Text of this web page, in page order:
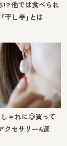
!? 他では食べられ
干し芋」とは
ゃれに◎買って
クセサリー4選